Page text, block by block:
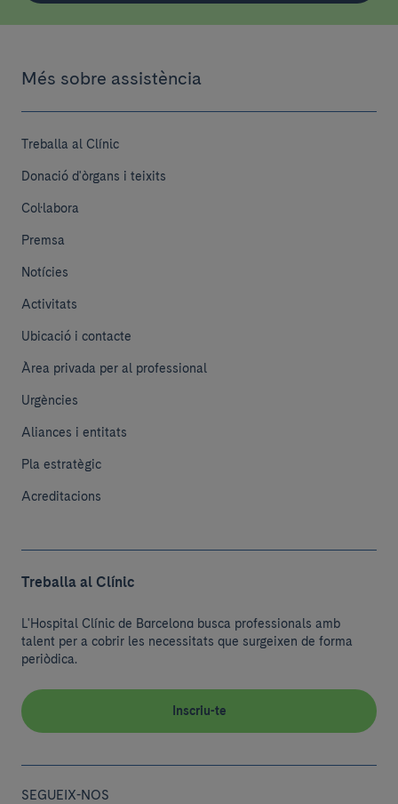
Més sobre assistència
Treballa al Clínic
Donació d'òrgans i teixits
Col·labora
Premsa
Notícies
Activitats
Ubicació i contacte
Àrea privada per al professional
Urgències
Aliances i entitats
Pla estratègic
Acreditacions
Treballa al Clínic
L'Hospital Clínic de Barcelona busca professionals amb
talent per a cobrir les necessitats que surgeixen de forma
periòdica.
Inscriu-te
SEGUEIX-NOS